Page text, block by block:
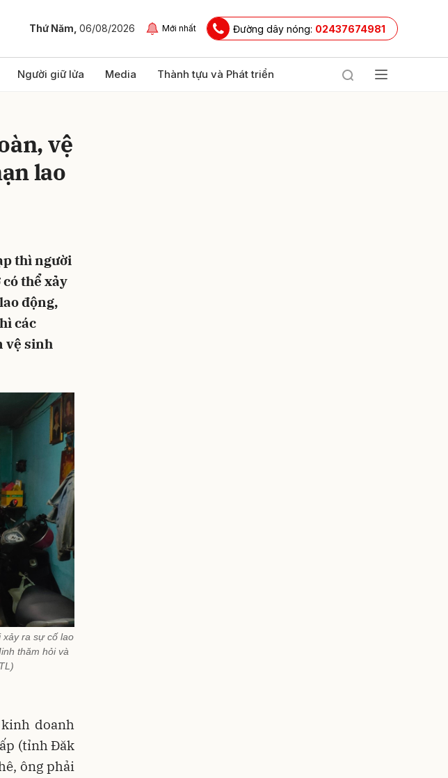
Thứ Năm, 06/08/2026 Mới nhất Đường dây nóng: 02437674981
Người giữ lửa Media Thành tựu và Phát triển
vệ
lao
thì người
thể xảy
động,
các
vệ sinh
ra sự cố lao
thăm hỏi và
doanh
(tỉnh Đăk
ông phải